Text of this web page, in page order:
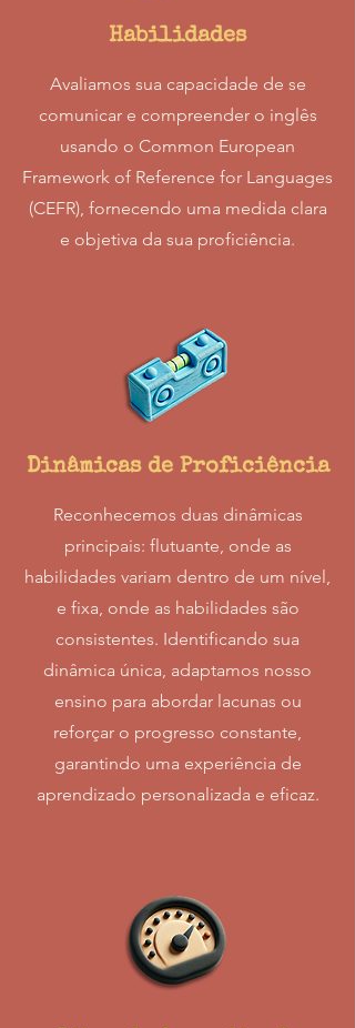
Habilidades
Avaliamos sua capacidade de se
comunicar e compreender o inglês
usando o Common European
Framework of Reference for Languages
(CEFR), fornecendo uma medida clara
e objetiva da sua proficiência.
Dinâmicas de Proficiência
Reconhecemos duas dinâmicas
principais: flutuante, onde as
habilidades variam dentro de um nível,
e fixa, onde as habilidades são
consistentes. Identificando sua
dinâmica única, adaptamos nosso
ensino para abordar lacunas ou
reforçar o progresso constante,
garantindo uma experiência de
aprendizado personalizada e eficaz.